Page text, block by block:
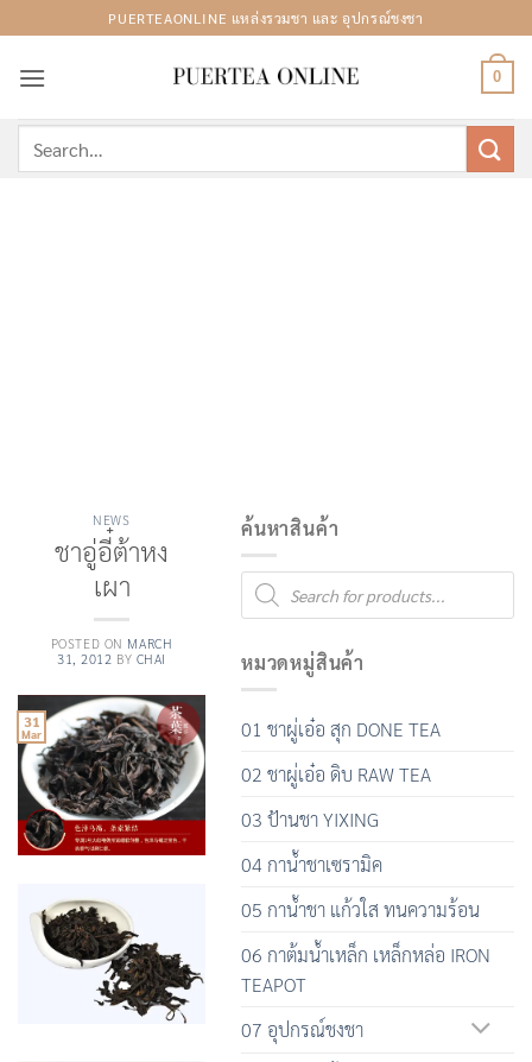
to
content
PUERTEAONLINE แหล่งรวมชา และ อุปกรณ์ชงชา
0
for:
NEWS
ชาอู่อี๋ต้าหง
เผา
POSTED ON MARCH
31, 2012 BY CHAI
31
Mar
ค้นหาสินค้า
Products
search
หมวดหมู่สินค้า
01 ชาผู่เอ๋อ สุก DONE TEA
02 ชาผู่เอ๋อ ดิบ RAW TEA
03 ป้านชา YIXING
04 กาน้ำชาเซรามิค
05 กาน้ำชา แก้วใส ทนความร้อน
06 กาต้มน้ำเหล็ก เหล็กหล่อ IRON
TEAPOT
07 อุปกรณ์ชงชา